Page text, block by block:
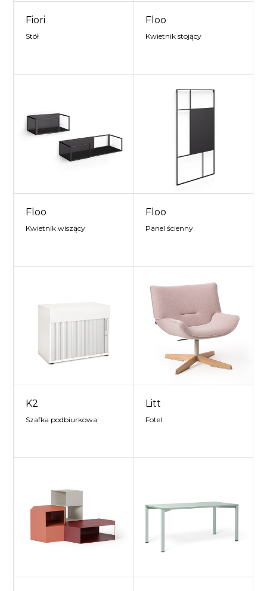
Fiori
Stół
Floo
Kwietnik stojący
Floo
Kwietnik wiszący
Floo
Panel ścienny
K2
Szafka podbiurkowa
Litt
Fotel